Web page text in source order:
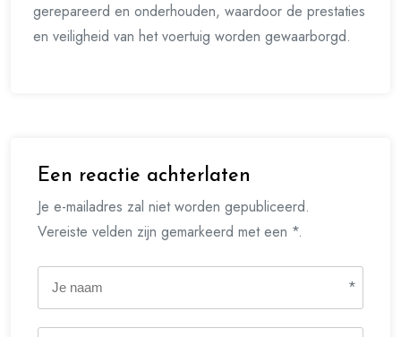
gerepareerd en onderhouden, waardoor de prestaties
en veiligheid van het voertuig worden gewaarborgd.
Een reactie achterlaten
Je e-mailadres zal niet worden gepubliceerd.
Vereiste velden zijn gemarkeerd met een *.
*